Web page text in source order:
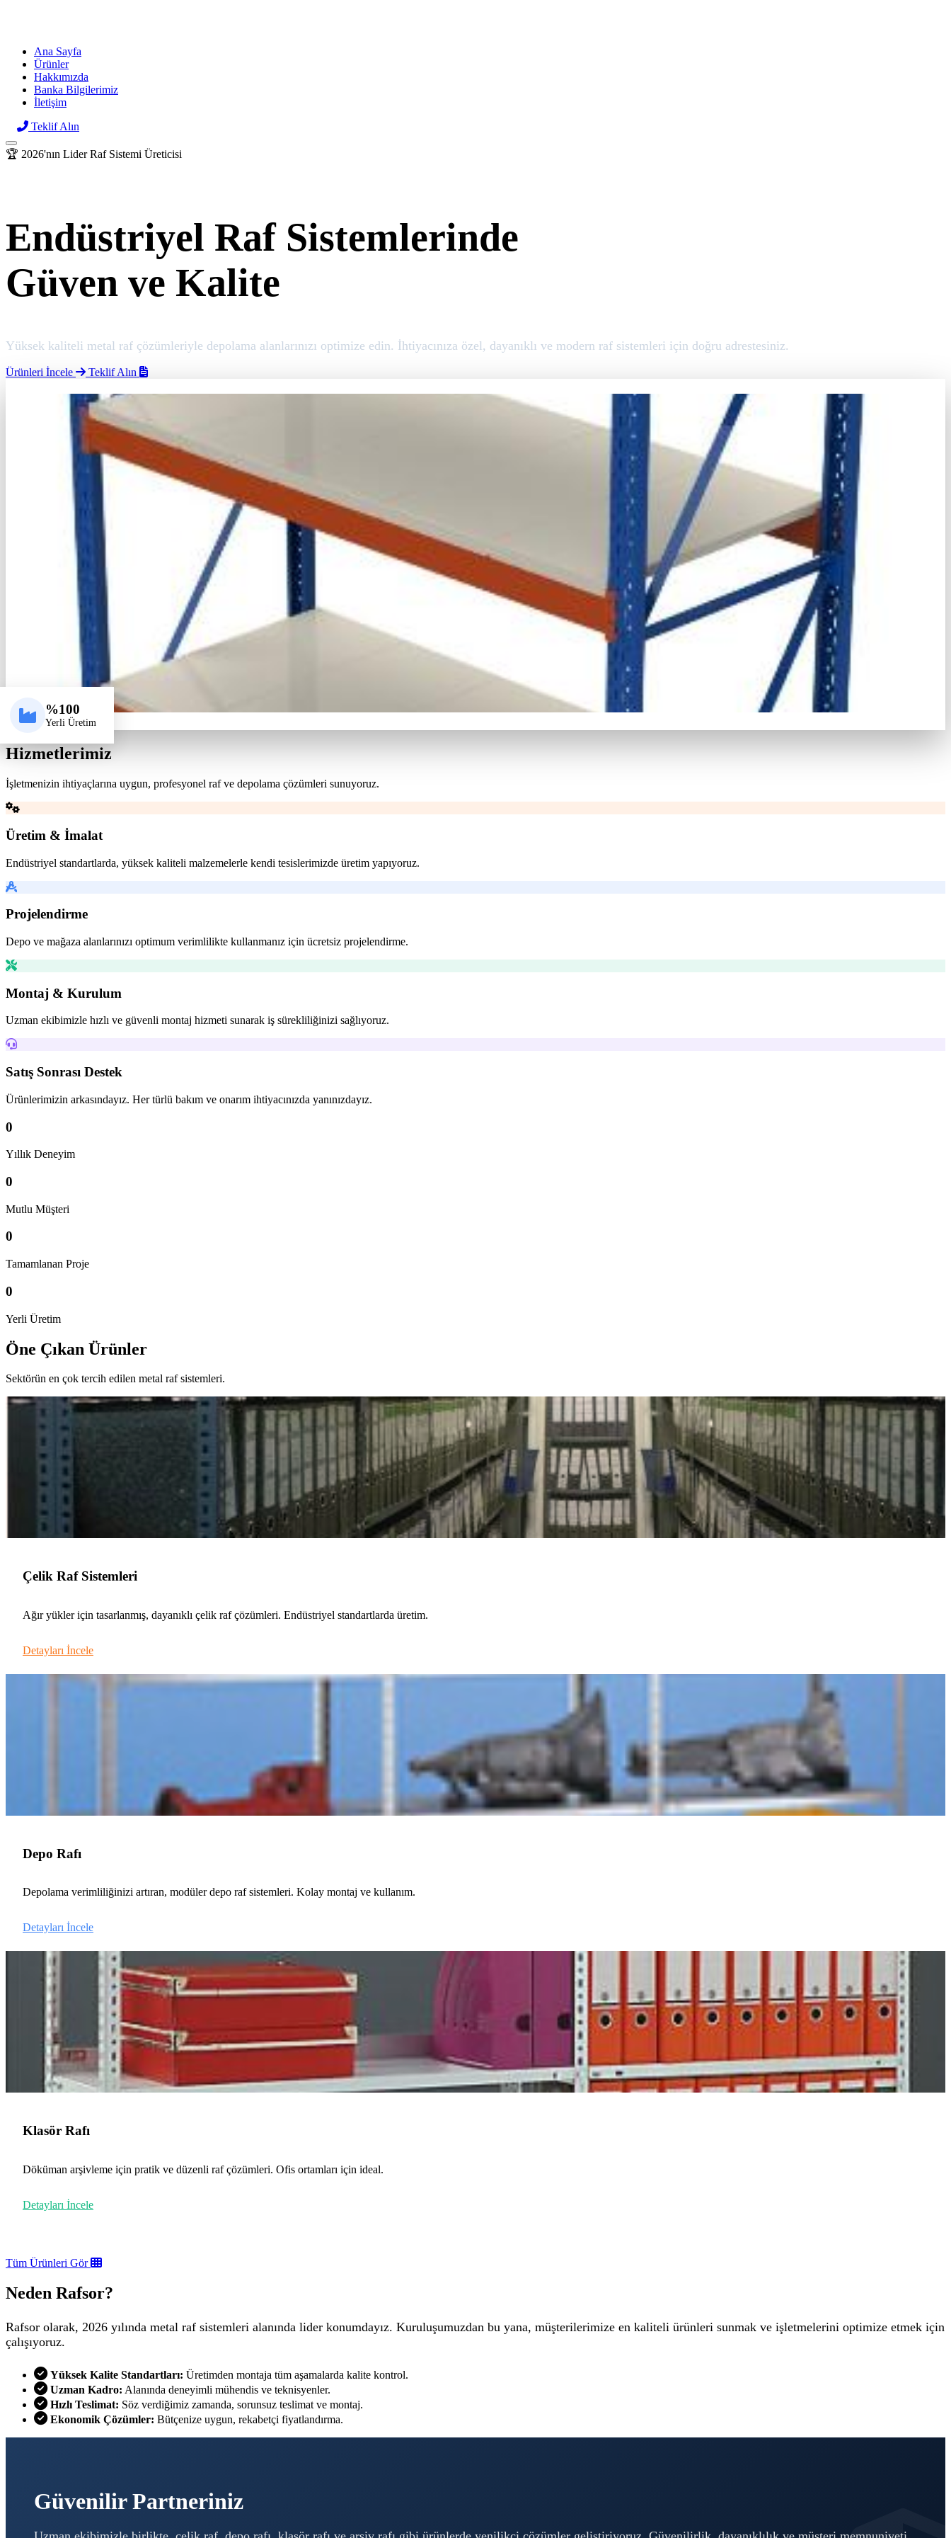
Ana Sayfa
Ürünler
Hakkımızda
Banka Bilgilerimiz
İletişim
Teklif Alın
🏆 2026'nın Lider Raf Sistemi Üreticisi
Endüstriyel Raf Sistemlerinde
Güven ve Kalite
Yüksek kaliteli metal raf çözümleriyle depolama alanlarınızı optimize edin. İhtiyacınıza özel, dayanıklı ve modern raf sistemleri için doğru adrestesiniz.
Ürünleri İncele Teklif Alın
%100
Yerli Üretim
Hizmetlerimiz
İşletmenizin ihtiyaçlarına uygun, profesyonel raf ve depolama çözümleri sunuyoruz.
Üretim & İmalat
Endüstriyel standartlarda, yüksek kaliteli malzemelerle kendi tesislerimizde üretim yapıyoruz.
Projelendirme
Depo ve mağaza alanlarınızı optimum verimlilikte kullanmanız için ücretsiz projelendirme.
Montaj & Kurulum
Uzman ekibimizle hızlı ve güvenli montaj hizmeti sunarak iş sürekliliğinizi sağlıyoruz.
Satış Sonrası Destek
Ürünlerimizin arkasındayız. Her türlü bakım ve onarım ihtiyacınızda yanınızdayız.
0
Yıllık Deneyim
0
Mutlu Müşteri
0
Tamamlanan Proje
0
Yerli Üretim
Öne Çıkan Ürünler
Sektörün en çok tercih edilen metal raf sistemleri.
Çelik Raf Sistemleri
Ağır yükler için tasarlanmış, dayanıklı çelik raf çözümleri. Endüstriyel standartlarda üretim.
Detayları İncele
Depo Rafı
Depolama verimliliğinizi artıran, modüler depo raf sistemleri. Kolay montaj ve kullanım.
Detayları İncele
Klasör Rafı
Döküman arşivleme için pratik ve düzenli raf çözümleri. Ofis ortamları için ideal.
Detayları İncele
Tüm Ürünleri Gör
Neden Rafsor?
Rafsor olarak, 2026 yılında metal raf sistemleri alanında lider konumdayız. Kuruluşumuzdan bu yana, müşterilerimize en kaliteli ürünleri sunmak ve işletmelerini optimize etmek için
çalışıyoruz.
Yüksek Kalite Standartları: Üretimden montaja tüm aşamalarda kalite kontrol.
Uzman Kadro: Alanında deneyimli mühendis ve teknisyenler.
Hızlı Teslimat: Söz verdiğimiz zamanda, sorunsuz teslimat ve montaj.
Ekonomik Çözümler: Bütçenize uygun, rekabetçi fiyatlandırma.
Güvenilir Partneriniz